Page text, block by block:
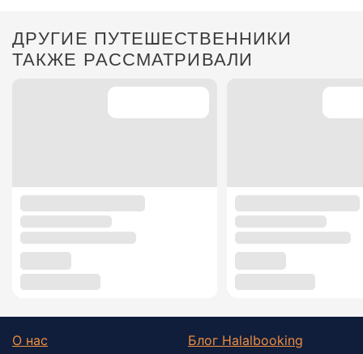
ДРУГИЕ ПУТЕШЕСТВЕННИКИ
ТАКЖЕ РАССМАТРИВАЛИ
О нас
Блог Halalbooking